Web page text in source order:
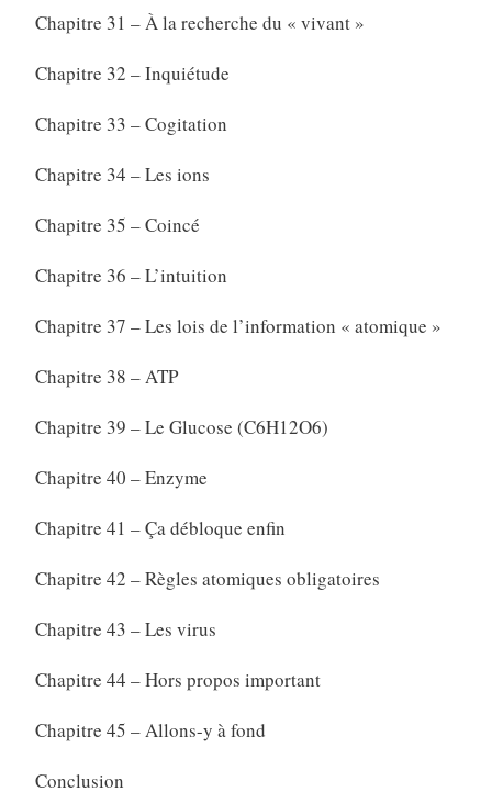
Chapitre 31 – À la recherche du « vivant »
Chapitre 32 – Inquiétude
Chapitre 33 – Cogitation
Chapitre 34 – Les ions
Chapitre 35 – Coincé
Chapitre 36 – L’intuition
Chapitre 37 – Les lois de l’information « atomique »
Chapitre 38 – ATP
Chapitre 39 – Le Glucose (C6H12O6)
Chapitre 40 – Enzyme
Chapitre 41 – Ça débloque enfin
Chapitre 42 – Règles atomiques obligatoires
Chapitre 43 – Les virus
Chapitre 44 – Hors propos important
Chapitre 45 – Allons-y à fond
Conclusion